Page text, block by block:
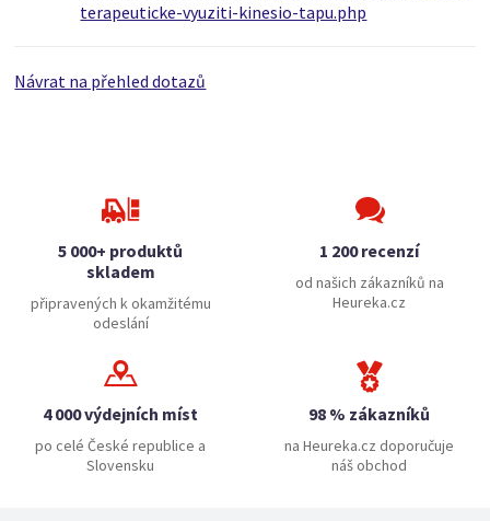
terapeuticke-vyuziti-kinesio-tapu.php
Návrat na přehled dotazů
5 000+ produktů
skladem
připravených k okamžitému
odeslání
1 200 recenzí
od našich zákazníků na
Heureka.cz
4 000 výdejních míst
po celé České republice a
Slovensku
98 % zákazníků
na Heureka.cz doporučuje
náš obchod